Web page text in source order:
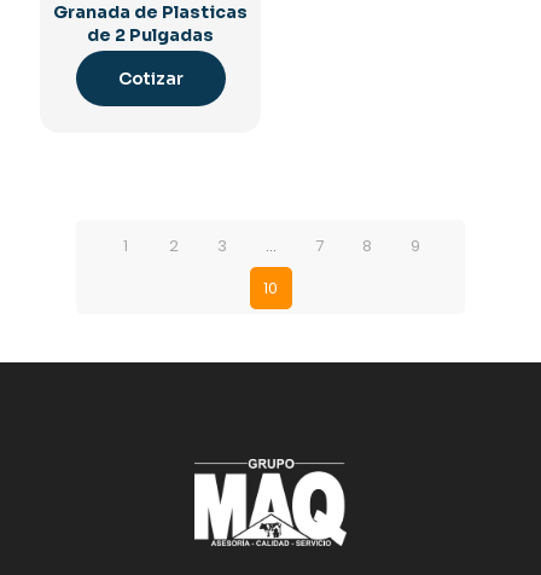
Granada de Plasticas
de 2 Pulgadas
Cotizar
1 2 3 … 7 8
9
10